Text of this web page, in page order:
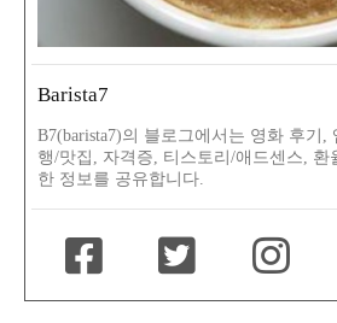
Barista7
B7(barista7)의 블로그에서는 영화 후기,
행/맛집, 자격증, 티스토리/애드센스, 환
한 정보를 공유합니다.